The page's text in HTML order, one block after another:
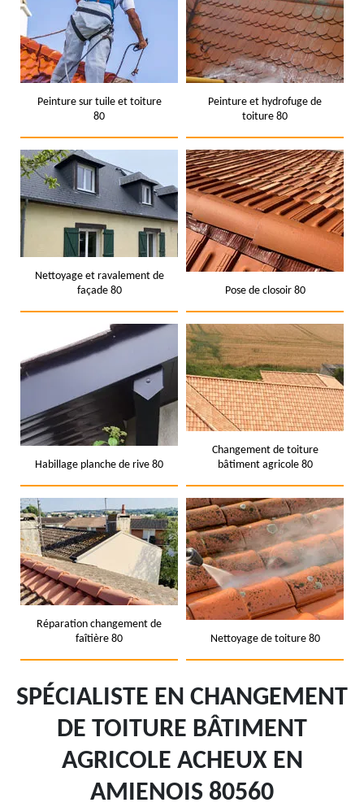
Peinture sur tuile et toiture
80
Peinture et hydrofuge de
toiture 80
Nettoyage et ravalement de
façade 80
Pose de closoir 80
Habillage planche de rive 80
Changement de toiture
bâtiment agricole 80
Réparation changement de
faîtière 80
Nettoyage de toiture 80
SPÉCIALISTE EN CHANGEMENT
DE TOITURE BÂTIMENT
AGRICOLE ACHEUX EN
AMIENOIS 80560